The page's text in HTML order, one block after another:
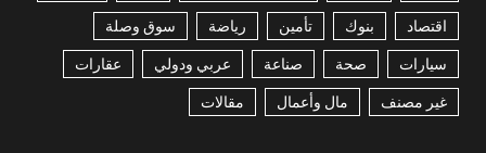
اقتصاد بنوك تأمين رياضة سوق وصلة
سيارات صحة صناعة عربي ودولي عقارات
غير مصنف مال وأعمال مقالات